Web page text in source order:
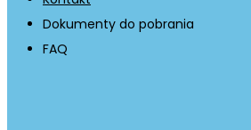
Dokumenty do pobrania
FAQ